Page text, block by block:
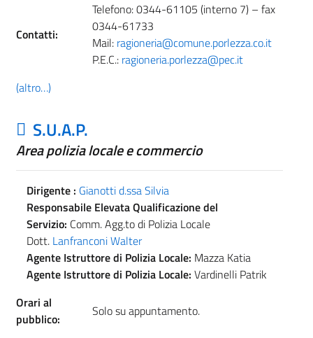
Contatti:
Telefono: 0344-61105 (interno 7) – fax
0344-61733
Mail: ragioneria@comune.porlezza.co.it
P.E.C.: ragioneria.porlezza@pec.it
(altro…)
S.U.A.P.
Area polizia locale e commercio
Dirigente : Gianotti d.ssa Silvia
Responsabile Elevata Qualificazione del
Servizio: Comm. Agg.to di Polizia Locale
Dott. Lanfranconi Walter
Agente Istruttore di Polizia Locale: Mazza Katia
Agente Istruttore di Polizia Locale: Vardinelli Patrik
Orari al
pubblico:
Solo su appuntamento.